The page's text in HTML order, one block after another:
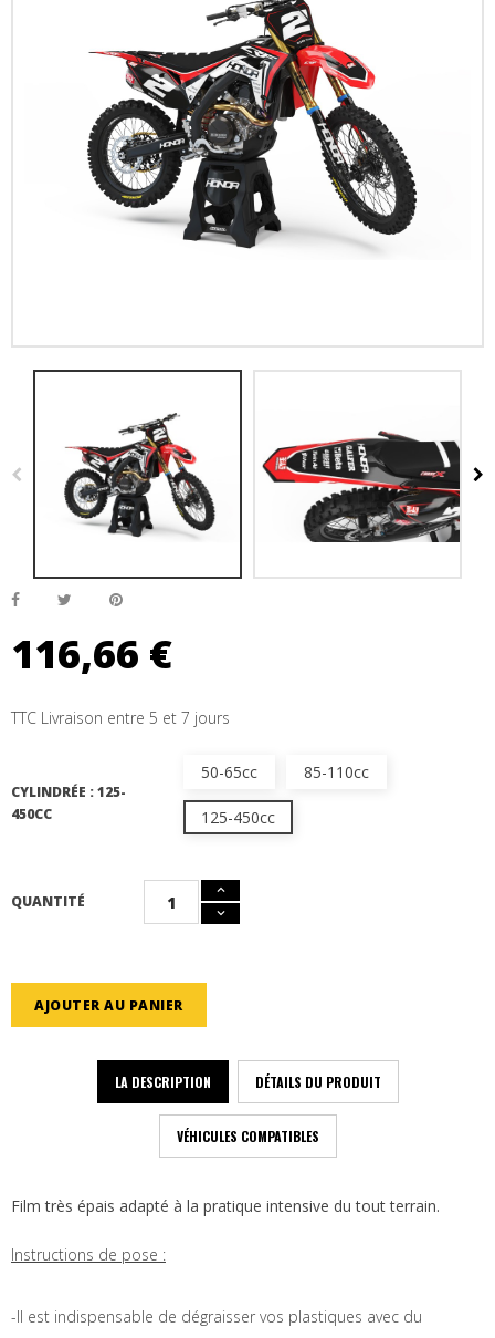
116,66 €
TTC Livraison entre 5 et 7 jours
CYLINDRÉE : 125-
450CC
50-65cc 85-110cc
125-450cc
QUANTITÉ
AJOUTER AU PANIER
LA DESCRIPTION DÉTAILS DU PRODUIT
VÉHICULES COMPATIBLES
Film très épais adapté à la pratique intensive du tout terrain.
Instructions de pose :
-Il est indispensable de dégraisser vos plastiques avec du